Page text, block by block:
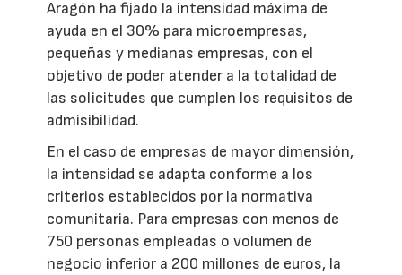
Aragón ha fijado la intensidad máxima de
ayuda en el 30% para microempresas,
pequeñas y medianas empresas, con el
objetivo de poder atender a la totalidad de
las solicitudes que cumplen los requisitos de
admisibilidad.
En el caso de empresas de mayor dimensión,
la intensidad se adapta conforme a los
criterios establecidos por la normativa
comunitaria. Para empresas con menos de
750 personas empleadas o volumen de
negocio inferior a 200 millones de euros, la